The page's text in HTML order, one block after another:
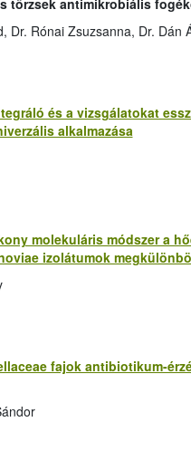
törzsek antimikrobiális
Dr. Rónai Zsuzsanna, Dr. Dán
és a vizsgálatokat
alkalmazása
molekuláris módszer a
izolátumok
fajok antibiotikum-